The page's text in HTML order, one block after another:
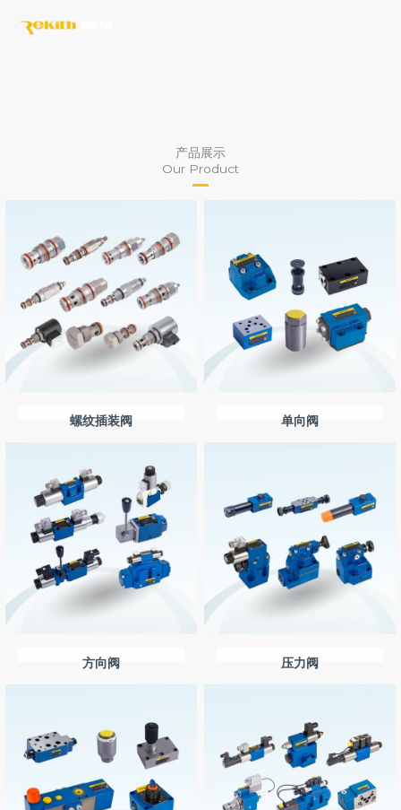
产品展示
Our Product
螺纹插装阀 单向阀
方向阀 压力阀